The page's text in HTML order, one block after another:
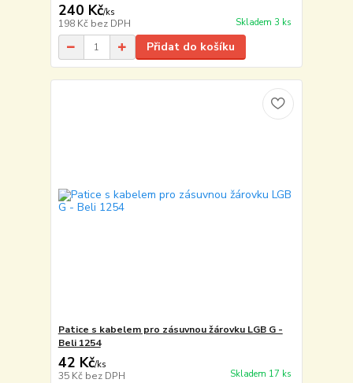
240 Kč/ks
198 Kč bez DPH Skladem 3 ks
Přidat do košíku
Patice s kabelem pro zásuvnou žárovku LGB G -
Beli 1254
42 Kč/ks
35 Kč bez DPH Skladem 17 ks